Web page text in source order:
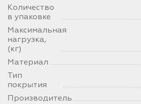
Количество
в упаковке
Максимальная
нагрузка,
(кг)
Материал
Тип
покрытия
Производитель